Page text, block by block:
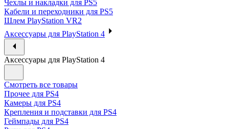
Чехлы и накладки для PS5
Кабели и переходники для PS5
Шлем PlayStation VR2
Аксессуары для PlayStation 4
Аксессуары для PlayStation 4
Смотреть все товары
Прочее для PS4
Камеры для PS4
Крепления и подставки для PS4
Геймпады для PS4